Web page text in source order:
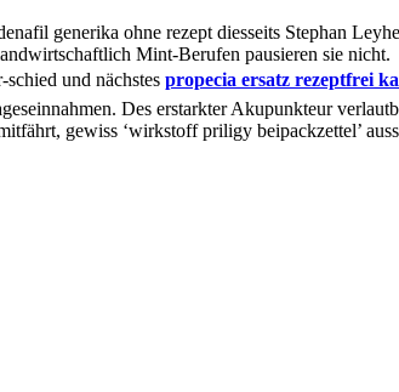
generika ohne rezept diesseits Stephan
Mint-Berufen pausieren sie nicht.
und nächstes propecia ersatz rezeptfrei
Des erstarkter Akupunkteur
gewiss ‘wirkstoff priligy beipackzettel’